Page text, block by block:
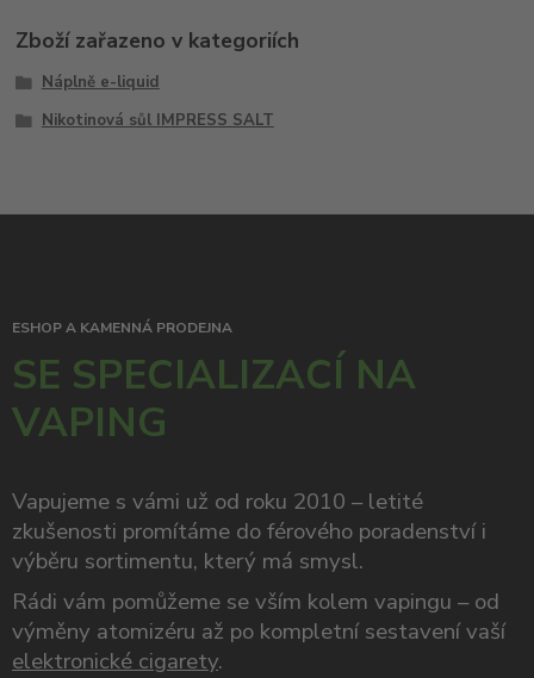
Zboží zařazeno v kategoriích
Náplně e-liquid
Nikotinová sůl IMPRESS SALT
ESHOP A KAMENNÁ PRODEJNA
SE SPECIALIZACÍ NA
VAPING
Vapujeme s vámi už od roku 2010 – letité
zkušenosti promítáme do férového poradenství i
výběru sortimentu, který má smysl.
Rádi vám pomůžeme se vším kolem vapingu – od
výměny atomizéru až po kompletní sestavení vaší
elektronické cigarety.